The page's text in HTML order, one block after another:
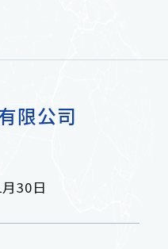
事業
限公司
30日